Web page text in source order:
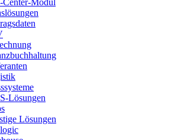
Center-Modul
Lösungen
Lösungen